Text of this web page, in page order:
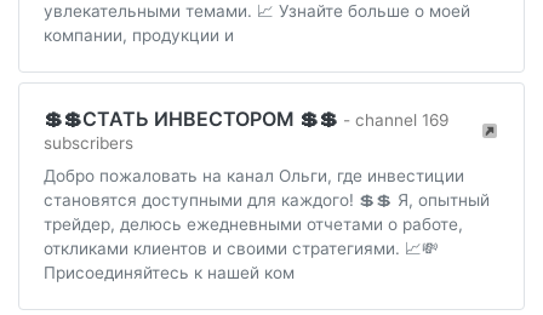
увлекательными темами. 📈 Узнайте больше о моей
компании, продукции и
💲💲СТАТЬ ИНВЕСТОРОМ 💲💲 - channel 169
subscribers
Добро пожаловать на канал Ольги, где инвестиции
становятся доступными для каждого! 💲💲 Я, опытный
трейдер, делюсь ежедневными отчетами о работе,
откликами клиентов и своими стратегиями. 📈💸
Присоединяйтесь к нашей ком